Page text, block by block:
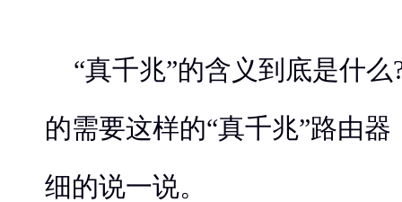
“真千兆”的含义到底是什
的需要这样的“真千兆”路由
细的说一说。